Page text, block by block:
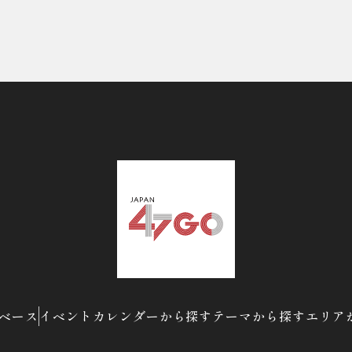
ース イベントカレンダーから探す テーマから探すエリア